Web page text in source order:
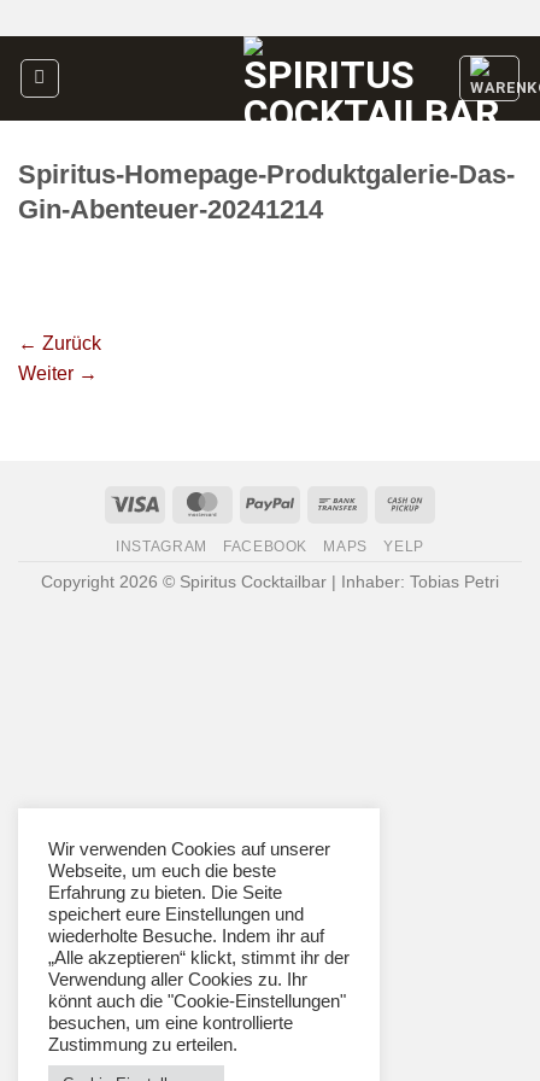
springen
Spiritus-Homepage-Produktgalerie-Das-
Gin-Abenteuer-20241214
← Zurück
Weiter →
Visa MasterCardPayPal
Bank
INSTAGRAM FACEBOOK MAPS YELP
Copyright 2026 © Spiritus Cocktailbar | Inhaber: Tobias Petri
Wir verwenden Cookies auf unserer
Webseite, um euch die beste
Erfahrung zu bieten. Die Seite
speichert eure Einstellungen und
wiederholte Besuche. Indem ihr auf
„Alle akzeptieren“ klickt, stimmt ihr der
Verwendung aller Cookies zu. Ihr
könnt auch die "Cookie-Einstellungen"
besuchen, um eine kontrollierte
Zustimmung zu erteilen.